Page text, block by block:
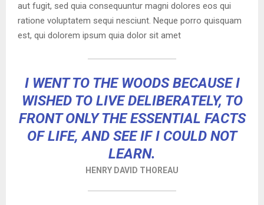
Y
M
aut fugit, sed quia consequuntur magni dolores eos qui
ratione voluptatem sequi nesciunt. Neque porro quisquam
est, qui dolorem ipsum quia dolor sit amet
I WENT TO THE WOODS BECAUSE I
WISHED TO LIVE DELIBERATELY, TO
FRONT ONLY THE ESSENTIAL FACTS
OF LIFE, AND SEE IF I COULD NOT
LEARN.
HENRY DAVID THOREAU